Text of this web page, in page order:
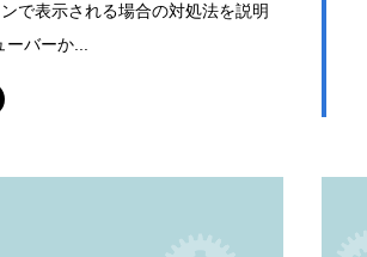
ンで表示される場合の対処法を説明
バーか...